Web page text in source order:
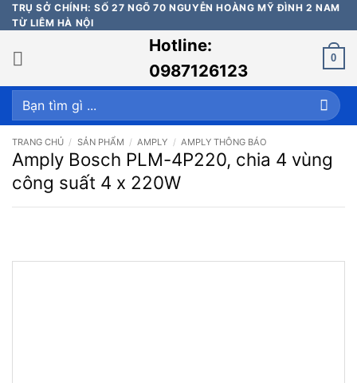
Bỏ
qua
nội
dung
TRỤ SỞ CHÍNH: SỐ 27 NGÕ 70 NGUYỄN HOÀNG MỸ ĐÌNH 2 NAM
TỪ LIÊM HÀ NỘI
Hotline:
0987126123
0
Tìm
kiếm:
TRANG CHỦ / SẢN PHẨM / AMPLY / AMPLY THÔNG BÁO
Amply Bosch PLM-4P220, chia 4 vùng
công suất 4 x 220W